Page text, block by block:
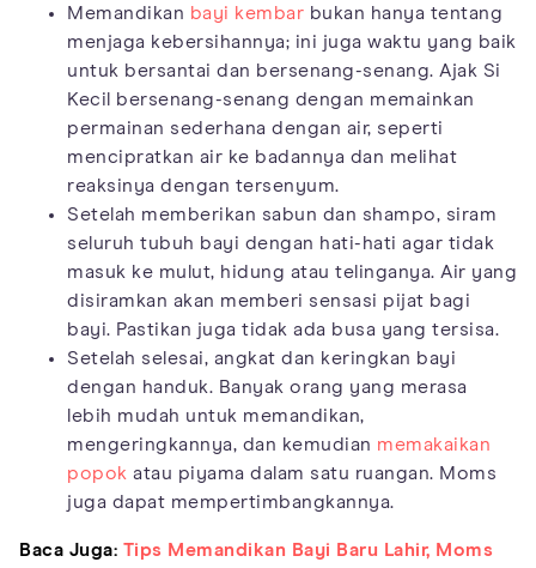
Memandikan bayi kembar bukan hanya tentang
menjaga kebersihannya; ini juga waktu yang baik
untuk bersantai dan bersenang-senang. Ajak Si
Kecil bersenang-senang dengan memainkan
permainan sederhana dengan air, seperti
mencipratkan air ke badannya dan melihat
reaksinya dengan tersenyum.
Setelah memberikan sabun dan shampo, siram
seluruh tubuh bayi dengan hati-hati agar tidak
masuk ke mulut, hidung atau telinganya. Air yang
disiramkan akan memberi sensasi pijat bagi
bayi. Pastikan juga tidak ada busa yang tersisa.
Setelah selesai, angkat dan keringkan bayi
dengan handuk. Banyak orang yang merasa
lebih mudah untuk memandikan,
mengeringkannya, dan kemudian memakaikan
popok atau piyama dalam satu ruangan. Moms
juga dapat mempertimbangkannya.
Baca Juga: Tips Memandikan Bayi Baru Lahir, Moms